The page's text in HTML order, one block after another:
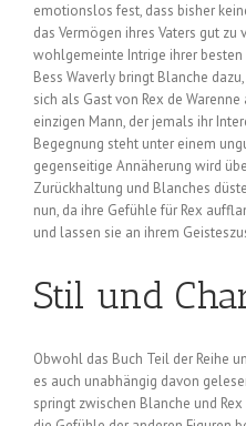
emotionslos fest, dass bisher
das Vermögen ihres Vaters gut zu
wohlgemeinte Intrige ihrer
Bess Waverly bringt Blanche
sich als Gast von Rex de
einzigen Mann, der jemals ihr
Begegnung steht unter einem
gegenseitige Annäherung wird
Zurückhaltung und Blanches
nun, da ihre Gefühle für Rex
und lassen sie an ihrem
Stil und
Obwohl das Buch Teil der Reihe
es auch unabhängig davon
springt zwischen Blanche und